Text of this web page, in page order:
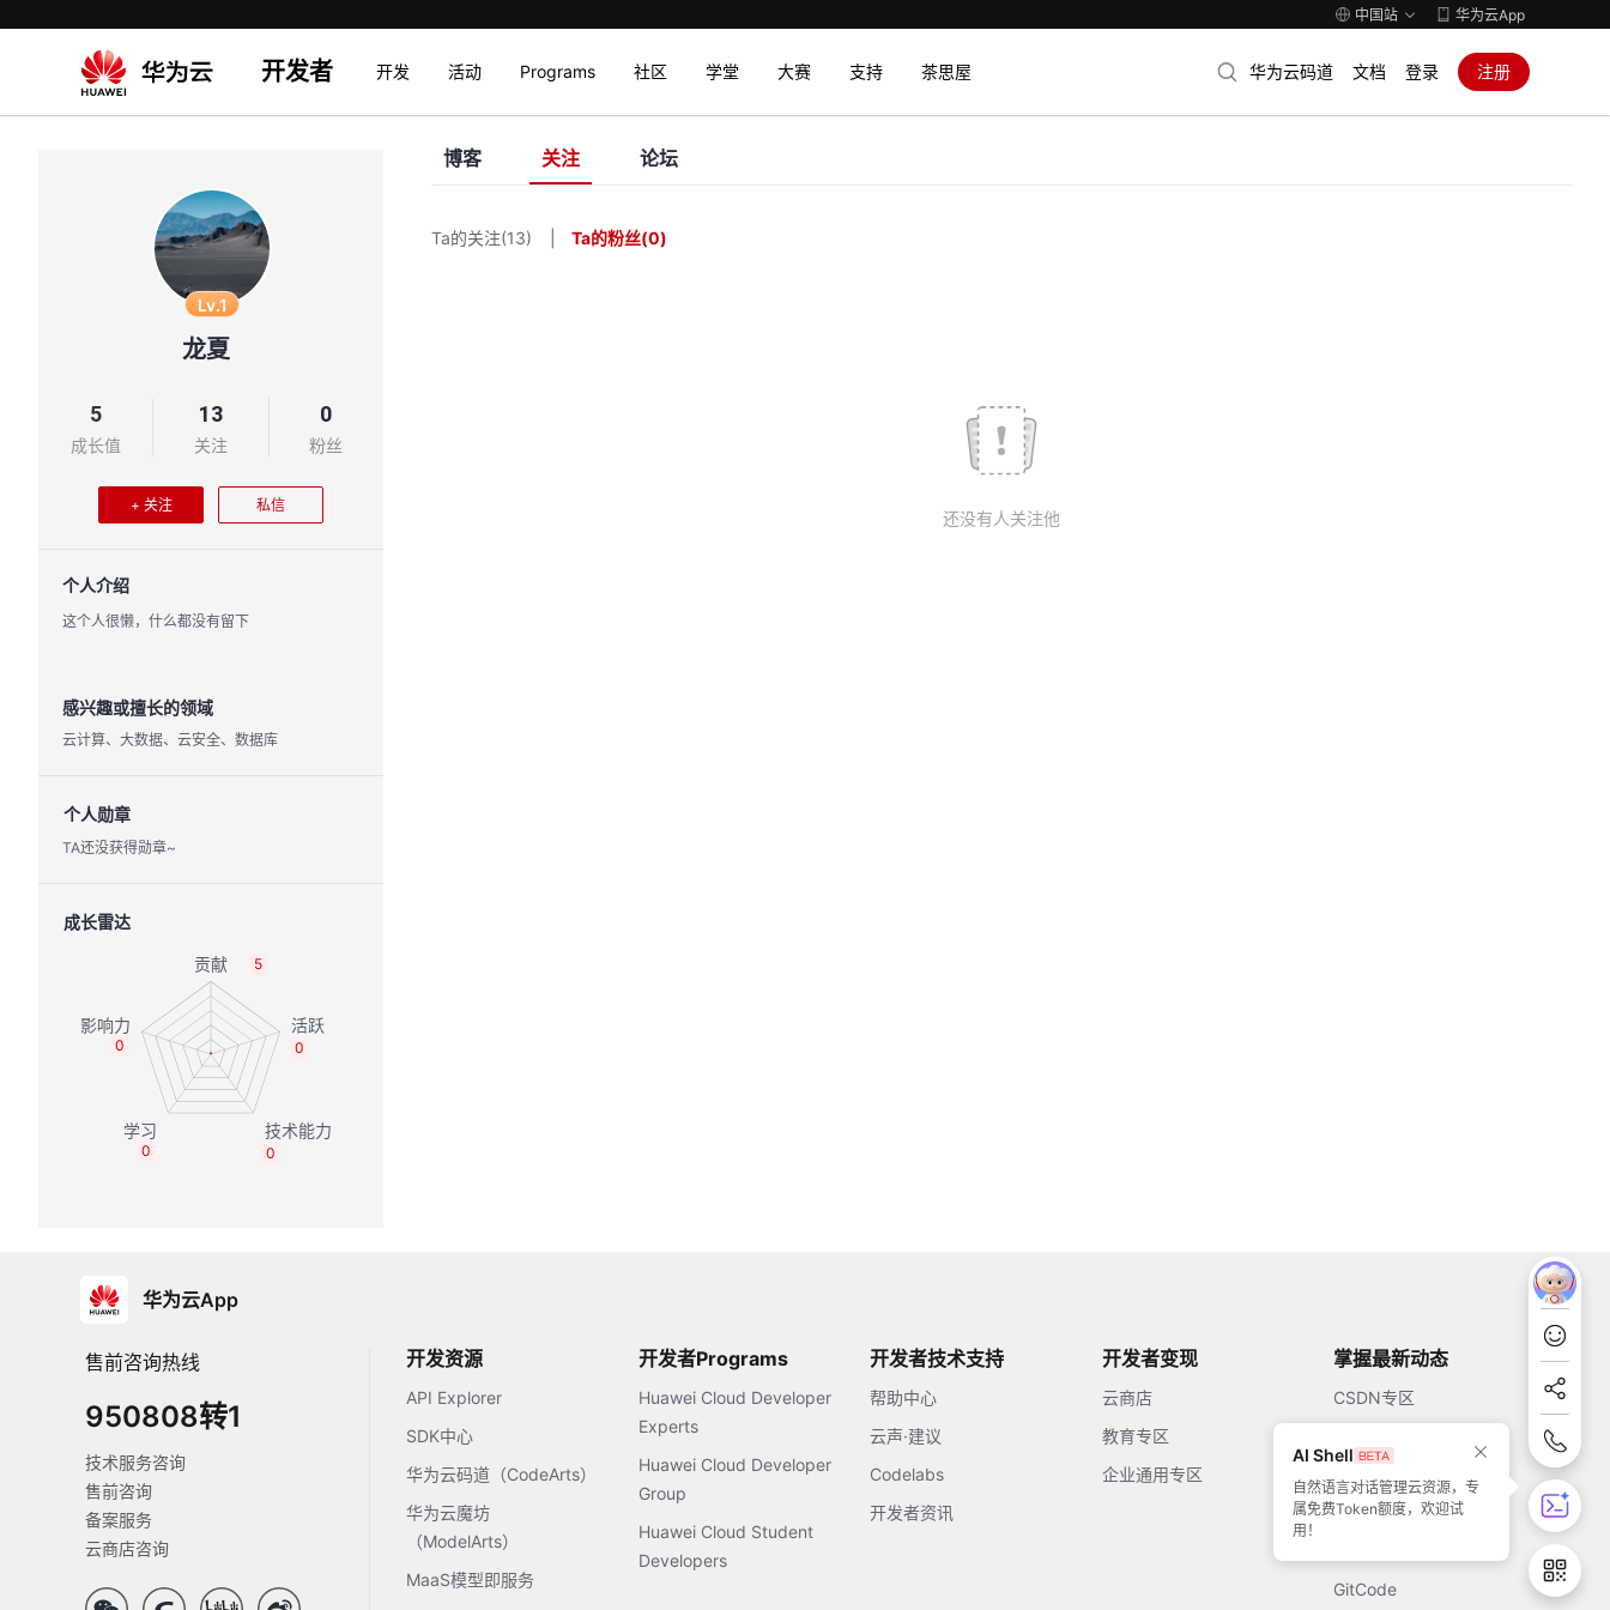
中国站 华为云App
开发者 开发 活动 Programs 社区 学堂 大赛 支持 茶思屋 华为云码道 文档 登录 注册
Lv.1
龙夏
5
成长值
13
关注
0
粉丝
+ 关注 私信
个人介绍
这个人很懒，什么都没有留下
感兴趣或擅长的领域
云计算、大数据、云安全、数据库
个人勋章
TA还没获得勋章~
成长雷达
5
0
0
0
0
博客 关注 论坛
Ta的关注(13) Ta的粉丝(0)
还没有人关注他
华为云App
售前咨询热线
950808转1
技术服务咨询
售前咨询
备案服务
云商店咨询
开发资源
API Explorer
SDK中心
华为云码道（CodeArts）
华为云魔坊
（ModelArts）
MaaS模型即服务
开发者Programs
Huawei Cloud Developer
Experts
Huawei Cloud Developer
Group
Huawei Cloud Student
Developers
开发者技术支持
帮助中心
云声·建议
Codelabs
开发者资讯
开发者变现
云商店
教育专区
企业通用专区
掌握最新动态
CSDN专区
51CTO
GitCode
AI Shell
自然语言对话管理云资源，专
属免费Token额度，欢迎试
用！